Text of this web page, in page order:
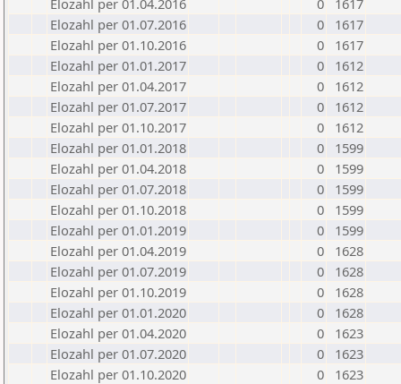
Elozahl per 01.04.2016
0
1617
Elozahl per 01.07.2016
0
1617
Elozahl per 01.10.2016
0
1617
Elozahl per 01.01.2017
0
1612
Elozahl per 01.04.2017
0
1612
Elozahl per 01.07.2017
0
1612
Elozahl per 01.10.2017
0
1612
Elozahl per 01.01.2018
0
1599
Elozahl per 01.04.2018
0
1599
Elozahl per 01.07.2018
0
1599
Elozahl per 01.10.2018
0
1599
Elozahl per 01.01.2019
0
1599
Elozahl per 01.04.2019
0
1628
Elozahl per 01.07.2019
0
1628
Elozahl per 01.10.2019
0
1628
Elozahl per 01.01.2020
0
1628
Elozahl per 01.04.2020
0
1623
Elozahl per 01.07.2020
0
1623
Elozahl per 01.10.2020
0
1623